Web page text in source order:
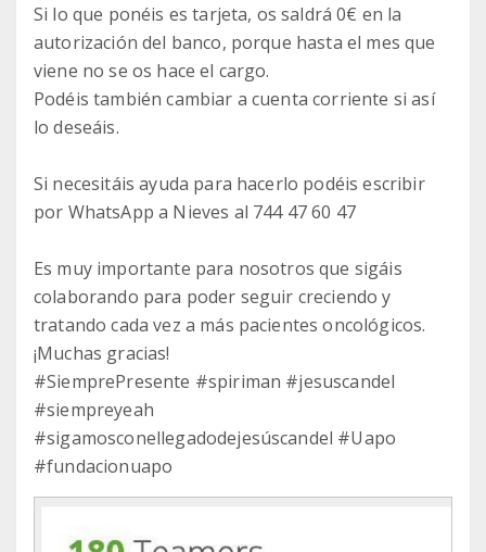
Si lo que ponéis es tarjeta, os saldrá 0€ en la
autorización del banco, porque hasta el mes que
viene no se os hace el cargo.
Podéis también cambiar a cuenta corriente si así
lo deseáis.
Si necesitáis ayuda para hacerlo podéis escribir
por WhatsApp a Nieves al 744 47 60 47
Es muy importante para nosotros que sigáis
colaborando para poder seguir creciendo y
tratando cada vez a más pacientes oncológicos.
¡Muchas gracias!
#SiemprePresente #spiriman #jesuscandel
#siempreyeah
#sigamosconellegadodejesúscandel #Uapo
#fundacionuapo